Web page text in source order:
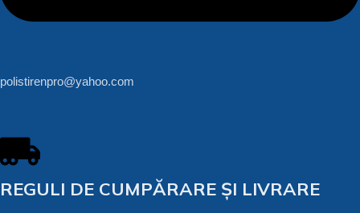
polistirenpro@yahoo.com
REGULI DE CUMPĂRARE ȘI LIVRARE